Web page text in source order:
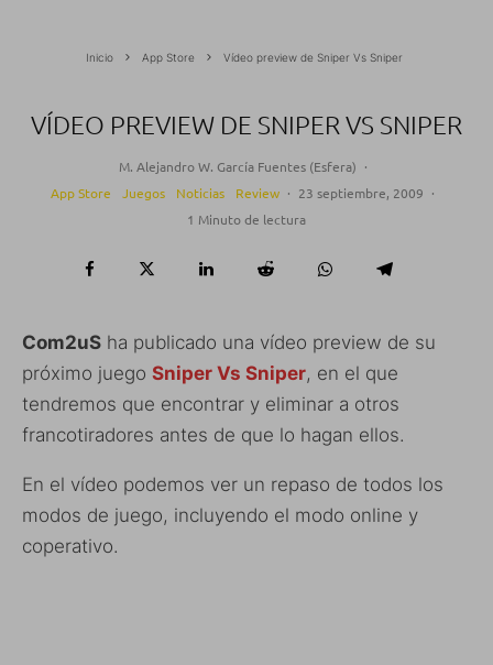
Inicio App Store Vídeo preview de Sniper Vs Sniper
VÍDEO PREVIEW DE SNIPER VS SNIPER
M. Alejandro W. García Fuentes (Esfera) ·
App Store
Juegos Noticias Review · 23 septiembre, 2009 ·
1 Minuto de lectura
Com2uS ha publicado una vídeo preview de su
próximo juego Sniper Vs Sniper, en el que
tendremos que encontrar y eliminar a otros
francotiradores antes de que lo hagan ellos.
En el vídeo podemos ver un repaso de todos los
modos de juego, incluyendo el modo online y
coperativo.